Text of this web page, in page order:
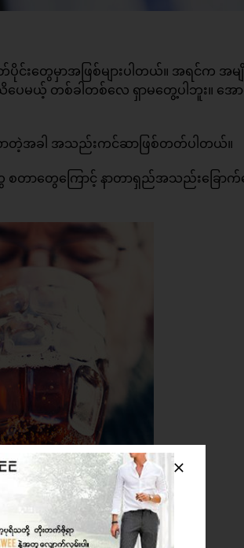
းတွေမှာအဖြစ်များပါတယ်။ အရင်က အမ
ပေမယ့် တစ်ခါတစ်လေ ရှာမတွေ့ပါဘူး။ အ
လာတဲ့အခါ အသည်းကင်ဆာဖြစ်တတ်ပါတယ်။
ာတွေကြောင့် နာတာရှည်အသည်းခြောက်‌ရ